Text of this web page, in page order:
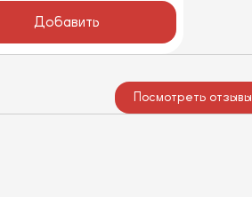
Добавить
Посмотреть отзывы